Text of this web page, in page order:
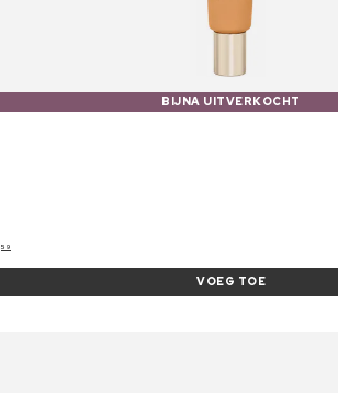
BIJNA UITVERKOCHT
59
VOEG TOE